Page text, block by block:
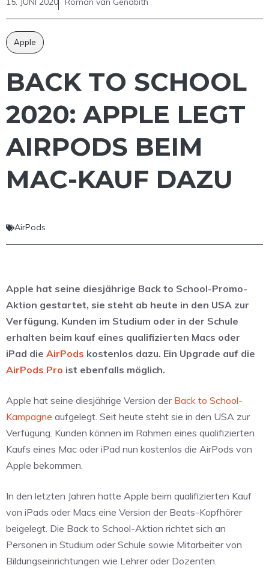
Apple
BACK TO SCHOOL
2020: APPLE LEGT
AIRPODS BEIM
MAC-KAUF DAZU
AirPods
Apple hat seine diesjährige Back to School-Promo-
Aktion gestartet, sie steht ab heute in den USA zur
Verfügung. Kunden im Studium oder in der Schule
erhalten beim kauf eines qualifizierten Macs oder
iPad die AirPods kostenlos dazu. Ein Upgrade auf die
AirPods Pro ist ebenfalls möglich.
Apple hat seine diesjährige Version der Back to School-
Kampagne aufgelegt. Seit heute steht sie in den USA zur
Verfügung. Kunden können im Rahmen eines qualifizierten
Kaufs eines Mac oder iPad nun kostenlos die AirPods von
Apple bekommen.
In den letzten Jahren hatte Apple beim qualifizierten Kauf
von iPads oder Macs eine Version der Beats-Kopfhörer
beigelegt. Die Back to School-Aktion richtet sich an
Personen in Studium oder Schule sowie Mitarbeiter von
Bildungseinrichtungen wie Lehrer oder Dozenten.